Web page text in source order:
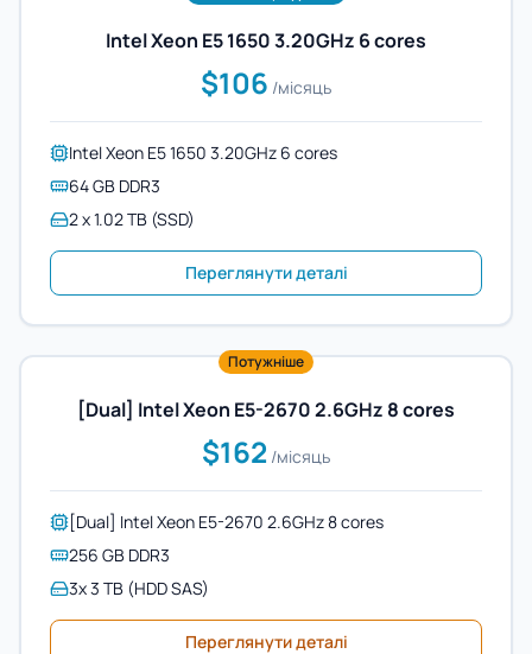
Intel Xeon E5 1650 3.20GHz 6 cores
$106 /місяць
Intel Xeon E5 1650 3.20GHz 6 cores
64 GB DDR3
2 x 1.02 TB (SSD)
Переглянути деталі
Потужніше
[Dual] Intel Xeon E5-2670 2.6GHz 8 cores
$162 /місяць
[Dual] Intel Xeon E5-2670 2.6GHz 8 cores
256 GB DDR3
3x 3 TB (HDD SAS)
Переглянути деталі